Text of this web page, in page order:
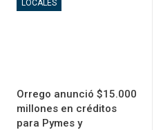
LOCALES
Orrego anunció $15.000
millones en créditos
para Pymes y